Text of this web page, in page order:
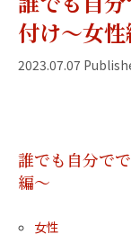
付け～女性
2023.07.07
誰でも自分で
編〜
女性